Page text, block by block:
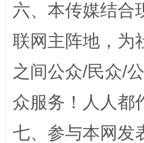
六、本传媒结合
联网主阵地，为
之间公众/民众/
众服务！人人都
七、参与本网发